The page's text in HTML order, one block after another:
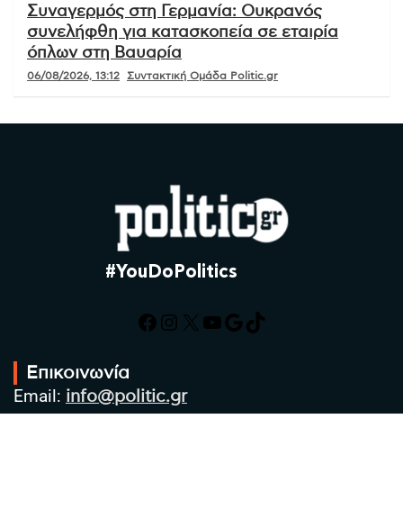
Συναγερμός στη Γερμανία: Ουκρανός
συνελήφθη για κατασκοπεία σε εταιρία
όπλων στη Βαυαρία
06/08/2026, 13:12 Συντακτική Ομάδα Politic.gr
#YouDoPolitics
Facebook
Instagram
X YouTube
Google
TikTok
Επικοινωνία
Email: info@politic.gr
Τηλ: